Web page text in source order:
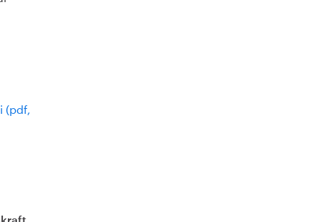
(pdf,